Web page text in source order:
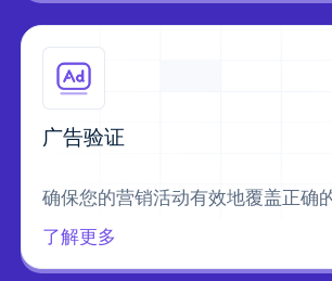
广告验证
确保您的营销活动有效地覆盖正确
了解更多